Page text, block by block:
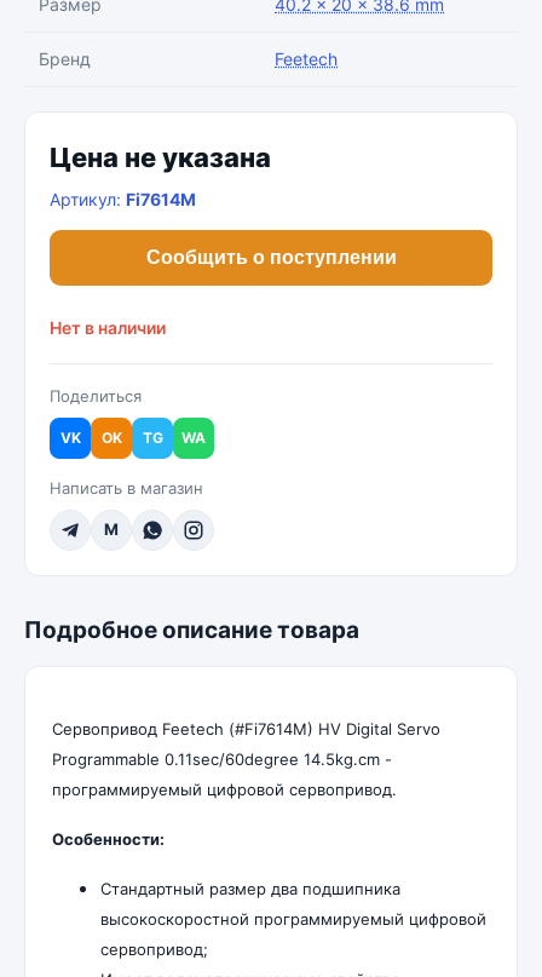
Бренд Feetech
Цена не указана
Артикул: Fi7614M
Сообщить о поступлении
Нет в наличии
Поделиться
VK OK TG WA
Написать в магазин
M
Подробное описание товара
Сервопривод Feetech (#Fi7614M) HV Digital Servo
Programmable 0.11sec/60degree 14.5kg.cm -
программируемый цифровой сервопривод.
Особенности:
Стандартный размер два подшипника
высокоскоростной программируемый цифровой
сервопривод;